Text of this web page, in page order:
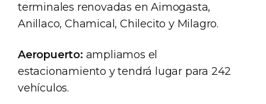
terminales renovadas en Aimogasta,
Anillaco, Chamical, Chilecito y Milagro.
Aeropuerto: ampliamos el
estacionamiento y tendrá lugar para 242
vehículos.